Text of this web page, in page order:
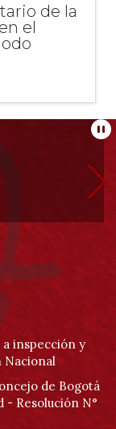
de la
el
inspección y
Nacional
de Bogotá
- Resolución N°